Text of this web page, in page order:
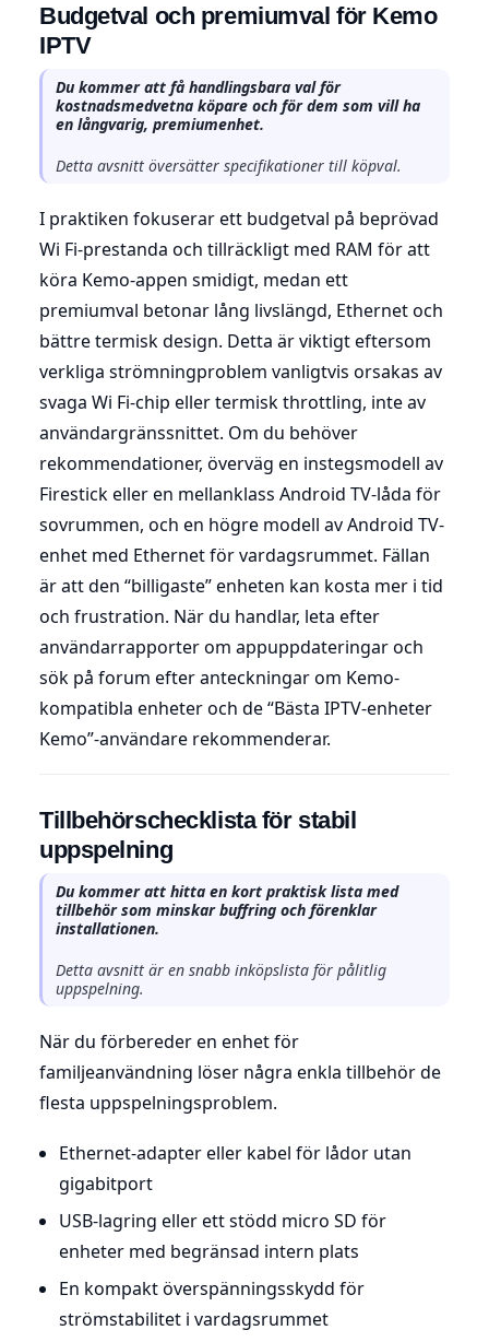
Budgetval och premiumval för Kemo
IPTV
Du kommer att få handlingsbara val för
kostnadsmedvetna köpare och för dem som vill ha
en långvarig, premiumenhet.
Detta avsnitt översätter specifikationer till köpval.
I praktiken fokuserar ett budgetval på beprövad
Wi Fi-prestanda och tillräckligt med RAM för att
köra Kemo-appen smidigt, medan ett
premiumval betonar lång livslängd, Ethernet och
bättre termisk design. Detta är viktigt eftersom
verkliga strömningproblem vanligtvis orsakas av
svaga Wi Fi-chip eller termisk throttling, inte av
användargränssnittet. Om du behöver
rekommendationer, överväg en instegsmodell av
Firestick eller en mellanklass Android TV-låda för
sovrummen, och en högre modell av Android TV-
enhet med Ethernet för vardagsrummet. Fällan
är att den “billigaste” enheten kan kosta mer i tid
och frustration. När du handlar, leta efter
användarrapporter om appuppdateringar och
sök på forum efter anteckningar om Kemo-
kompatibla enheter och de “Bästa IPTV-enheter
Kemo”-användare rekommenderar.
Tillbehörschecklista för stabil
uppspelning
Du kommer att hitta en kort praktisk lista med
tillbehör som minskar buffring och förenklar
installationen.
Detta avsnitt är en snabb inköpslista för pålitlig
uppspelning.
När du förbereder en enhet för
familjeanvändning löser några enkla tillbehör de
flesta uppspelningsproblem.
Ethernet-adapter eller kabel för lådor utan
gigabitport
USB-lagring eller ett stödd micro SD för
enheter med begränsad intern plats
En kompakt överspänningsskydd för
strömstabilitet i vardagsrummet